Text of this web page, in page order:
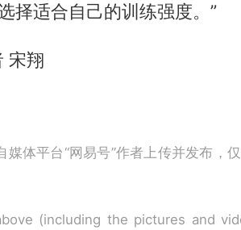
择适合自己的训练强度。”
宋翔
媒体平台“网易号”作者上传并发布，
(including the pictures and